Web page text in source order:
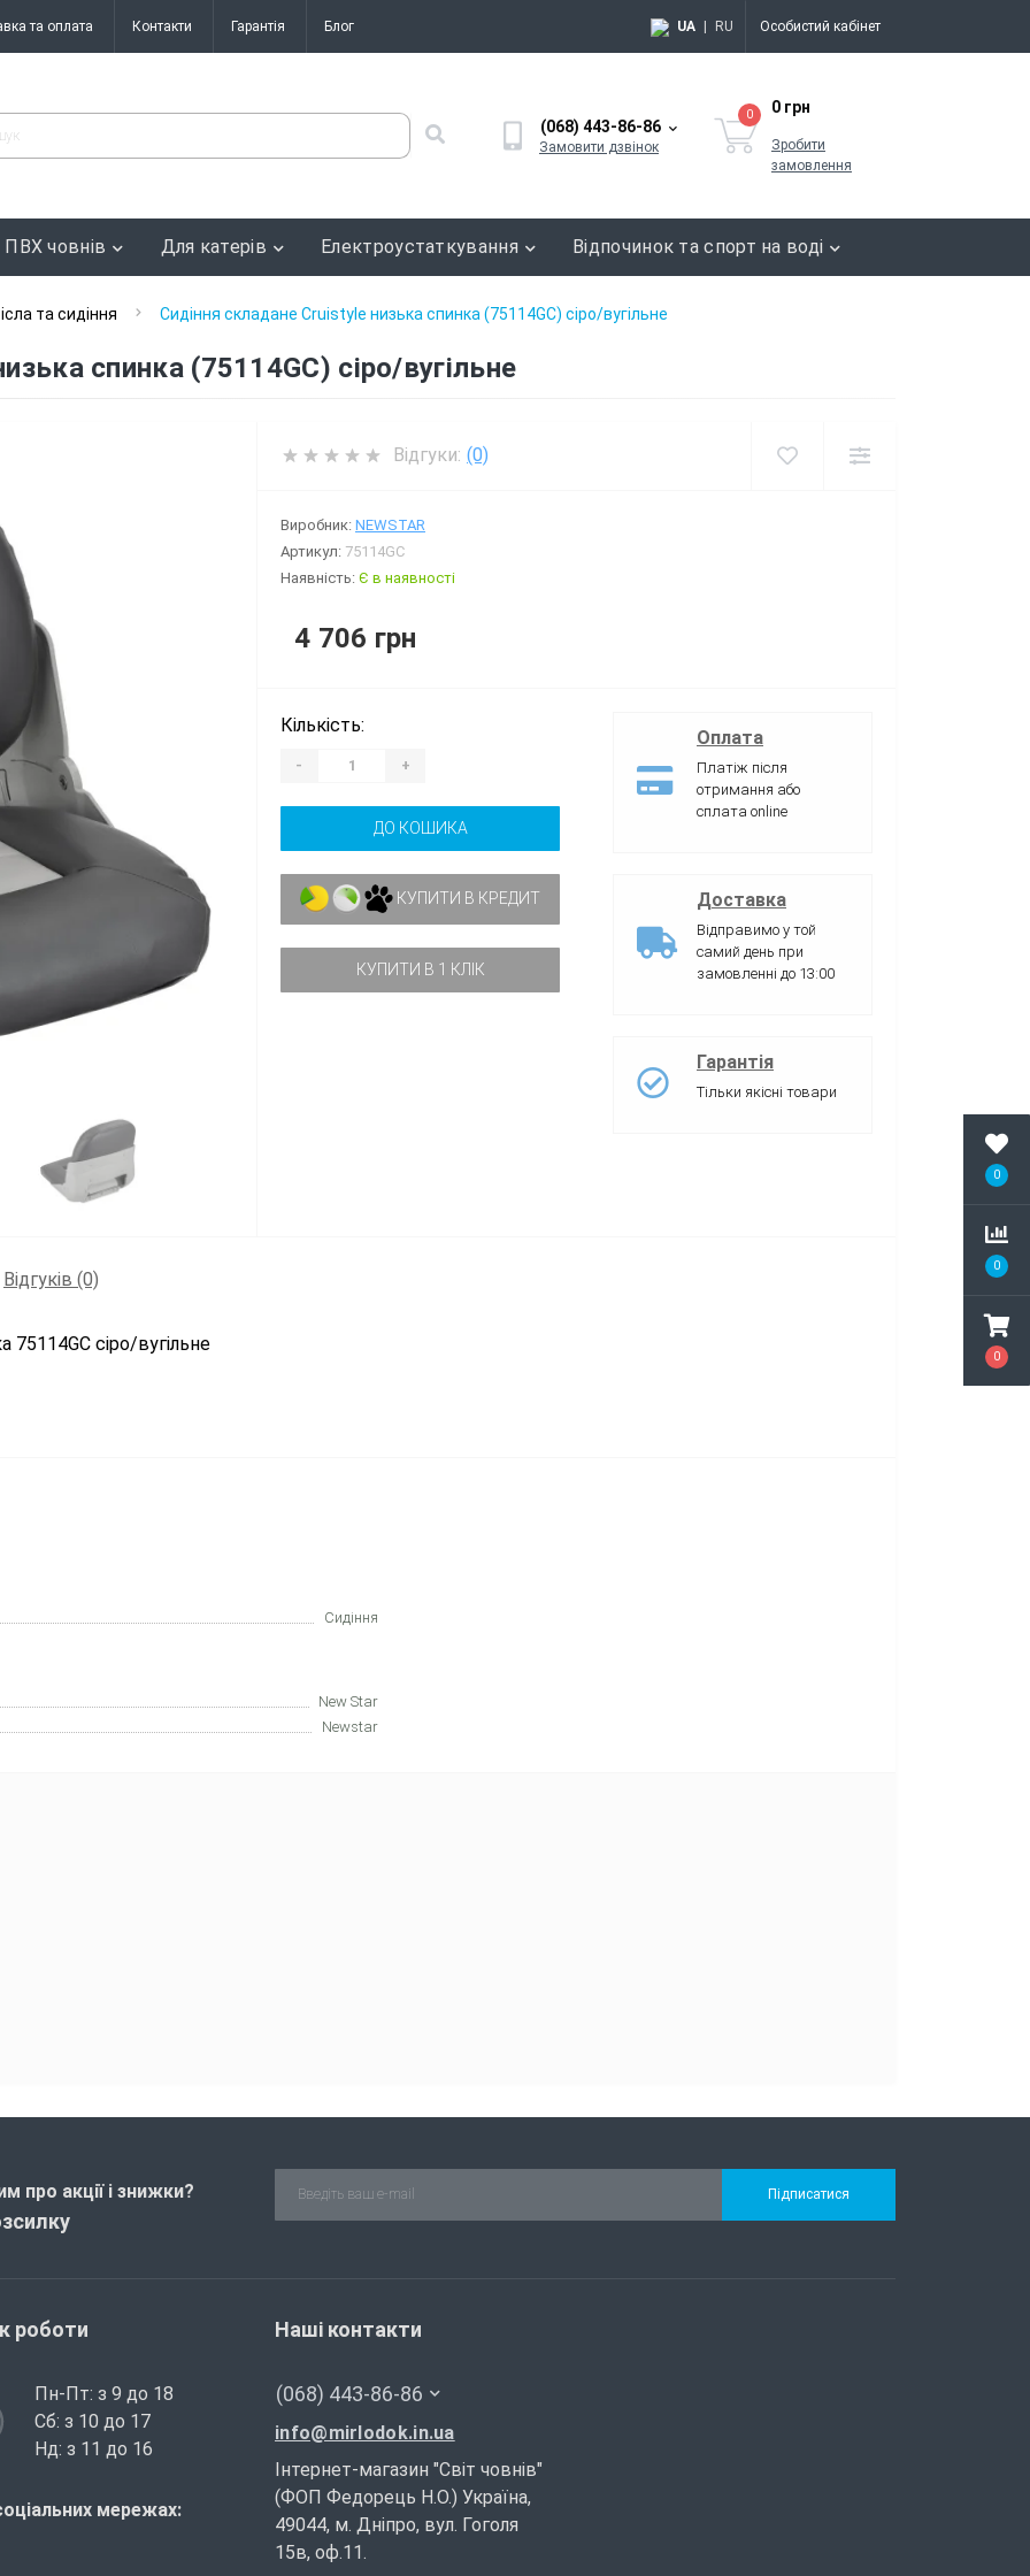
0
0
0
та оплата Контакти Гарантія Блог UA RU Особистий кабінет
(068) 443-86-86
Замовити дзвінок
0 0 грн
Зробити
замовлення
човнів Для катерів Електроустаткування Відпочинок та спорт на воді
та сидіння Сидіння складане Cruistyle низька спинка (75114GC) сіро/вугільне
спинка (75114GC) сіро/вугільне
Відгуки: (0)
Виробник: NEWSTAR
Артикул: 75114GC
Наявність: Є в наявності
4 706 грн
Кількість:
- +
ДО КОШИКА
КУПИТИ В КРЕДИТ
КУПИТИ В 1 КЛІК
Оплата
Платіж після
отримання або
сплата online
Доставка
Відправимо у той
самий день при
замовленні до 13:00
Гарантія
Тільки якісні товари
Відгуків (0)
75114GC сіро/вугільне
Сидіння
New Star
Newstar
про акції і знижки? Підписатися
роботи
Пн-Пт: з 9 до 18
Сб: з 10 до 17
Нд: з 11 до 16
мережах:
Наші контакти
(068) 443-86-86
info@mirlodok.in.ua
Інтернет-магазин "Світ човнів"
(ФОП Федорець Н.О.) Україна,
49044, м. Дніпро, вул. Гоголя
15в, оф.11.